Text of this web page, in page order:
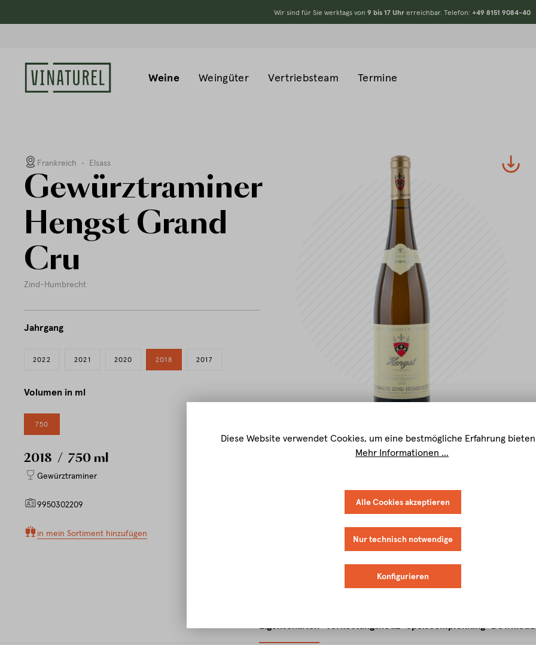
Wir sind für Sie werktags von 9 bis 17 Uhrerreichbar. Telefon: +49 8151 9084-40
Weine Weingüter Vertriebsteam Termine
Frankreich • Elsass
Gewürztraminer
Hengst Grand
Cru
Zind-Humbrecht
Jahrgang
2022 2021 2020 2018 2017
Volumen in ml
750
2018 / 750 ml
Gewürztraminer
9950302209
in mein Sortiment hinzufügen
#
Eigenschaften Verkostungsnotiz Speiseempfehlung
Diese Website verwendet Cookies, um eine bestmögliche Erfahrung
Mehr Informationen ...
Alle Cookies akzeptieren
Nur technisch notwendige
Konfigurieren